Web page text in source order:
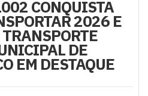
CONQUISTA
2026 E
TRANSPORTE
DE
EM DESTAQUE